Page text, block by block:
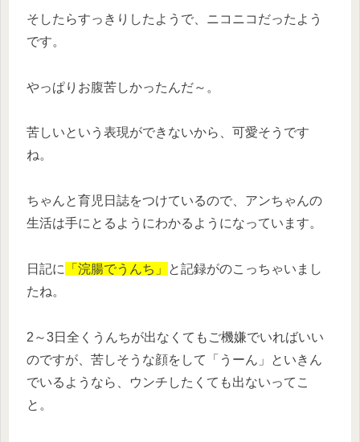
そしたらすっきりしたようで、ニコニコだったよう
です。
やっぱりお腹苦しかったんだ～。
苦しいという表現ができないから、可愛そうです
ね。
ちゃんと育児日誌をつけているので、アンちゃんの
生活は手にとるようにわかるようになっています。
日記に 「 浣腸でうんち」
と記録がのこっちゃいまし
たね。
2～3日全くうんちが出なくてもご機嫌でいればいい
のですが、苦しそうな顔をして「うーん」といきん
でいるようなら、ウンチしたくても出ないってこ
と。